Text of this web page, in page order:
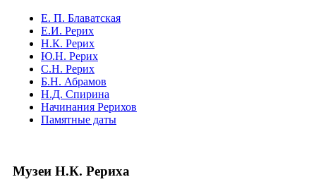
Е. П. Блаватская
Е.И. Рерих
Н.К. Рерих
Ю.Н. Рерих
С.Н. Рерих
Б.Н. Абрамов
Н.Д. Спирина
Начинания Рерихов
Памятные даты
Музеи Н.К. Рериха